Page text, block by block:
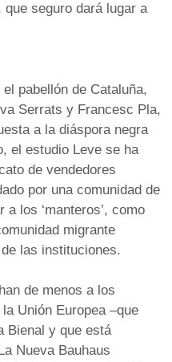
seguro dará lugar a
pabellón de Cataluña,
Serrats y Francesc Pla,
a la diáspora negra
el estudio Leve se ha
de vendedores
por una comunidad de
los ‘manteros’, como
migrante
las instituciones.
de menos a los
Unión Europea –que
Bienal y que está
Nueva Bauhaus